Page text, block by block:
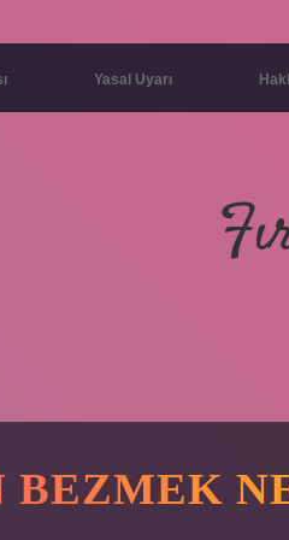
Yasal Uyarı
BEZMEK